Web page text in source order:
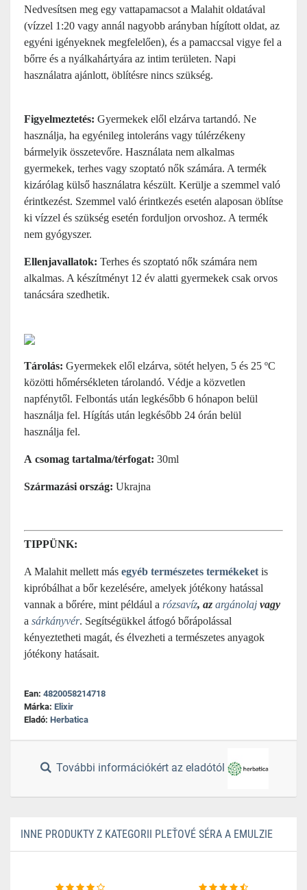
Nedvesítsen meg egy vattapamacsot a Malahit oldatával
(vízzel 1:20 vagy annál nagyobb arányban hígított oldat, az
egyéni igényeknek megfelelően), és a pamaccsal vigye fel a
bőrre és a nyálkahártyára az intim területen. Napi
használatra ajánlott, öblítésre nincs szükség.
Figyelmeztetés: Gyermekek elől elzárva tartandó. Ne
használja, ha egyénileg intoleráns vagy túlérzékeny
bármelyik összetevőre. Használata nem alkalmas
gyermekek, terhes vagy szoptató nők számára. A termék
kizárólag külső használatra készült. Kerülje a szemmel való
érintkezést. Szemmel való érintkezés esetén alaposan öblítse
ki vízzel és szükség esetén forduljon orvoshoz. A termék
nem gyógyszer.
Ellenjavallatok: Terhes és szoptató nők számára nem
alkalmas. A készítményt 12 év alatti gyermekek csak orvos
tanácsára szedhetik.
Tárolás: Gyermekek elől elzárva, sötét helyen, 5 és 25 ºC
közötti hőmérsékleten tárolandó. Védje a közvetlen
napfénytől. Felbontás után legkésőbb 6 hónapon belül
használja fel. Hígítás után legkésőbb 24 órán belül
használja fel.
A csomag tartalma/térfogat: 30ml
Származási ország: Ukrajna
TIPPÜNK:
A Malahit mellett más egyéb természetes termékeket is
kipróbálhat a bőr kezelésére, amelyek jótékony hatással
vannak a bőrére, mint például a rózsavíz, az argánolaj vagy
a sárkányvér. Segítségükkel átfogó bőrápolással
kényeztetheti magát, és élvezheti a természetes anyagok
jótékony hatásait.
Ean: 4820058214718
Márka: Elixir
Eladó: Herbatica
További információkért az eladótól
INNE PRODUKTY Z KATEGORII PLEŤOVÉ SÉRA A EMULZIE